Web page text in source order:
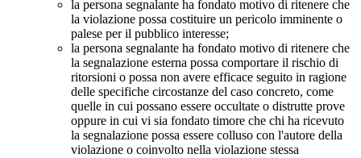
la persona segnalante ha fondato motivo di ritenere che
la violazione possa costituire un pericolo imminente o
palese per il pubblico interesse;
la persona segnalante ha fondato motivo di ritenere che
la segnalazione esterna possa comportare il rischio di
ritorsioni o possa non avere efficace seguito in ragione
delle specifiche circostanze del caso concreto, come
quelle in cui possano essere occultate o distrutte prove
oppure in cui vi sia fondato timore che chi ha ricevuto
la segnalazione possa essere colluso con l'autore della
violazione o coinvolto nella violazione stessa